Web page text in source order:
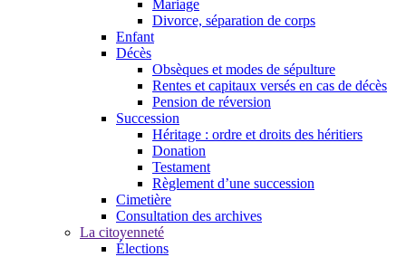
Mariage
Divorce, séparation de corps
Enfant
Décès
Obsèques et modes de sépulture
Rentes et capitaux versés en cas de décès
Pension de réversion
Succession
Héritage : ordre et droits des héritiers
Donation
Testament
Règlement d’une succession
Cimetière
Consultation des archives
La citoyenneté
Élections